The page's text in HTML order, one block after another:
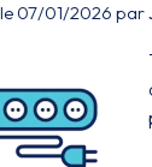
07/01/2026 par